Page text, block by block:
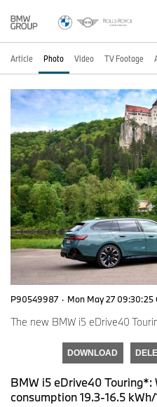
Article Photo Video TV Footage
P90549987 · Mon May 27 09:30:25
The new BMW i5 eDrive40
DOWNLOAD
BMW i5 eDrive40 Touring*:
consumption 19.3-16.5